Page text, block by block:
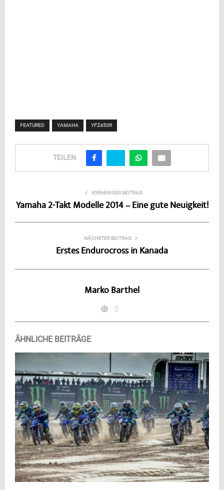
FEATURED YAMAHA YFZ450R
TEILEN
VORHERIGER BEITRAG
Yamaha 2-Takt Modelle 2014 – Eine gute Neuigkeit!
NÄCHSTER BEITRAG
Erstes Endurocross in Kanada
Marko Barthel
ÄHNLICHE BEITRÄGE